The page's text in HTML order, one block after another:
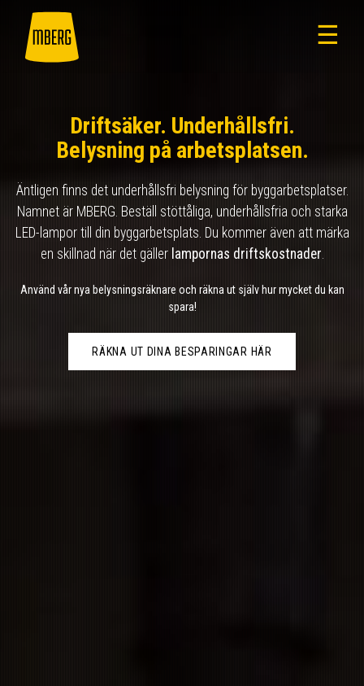
☰
Driftsäker. Underhållsfri.
Belysning på arbetsplatsen.
Äntligen finns det underhållsfri belysning för byggarbetsplatser.
Namnet är MBERG. Beställ stöttåliga, underhållsfria och starka
LED-lampor till din byggarbetsplats. Du kommer även att märka
en skillnad när det gäller lampornas driftskostnader.
Använd vår nya belysningsräknare och räkna ut själv hur mycket du kan
spara!
RÄKNA UT DINA BESPARINGAR HÄR